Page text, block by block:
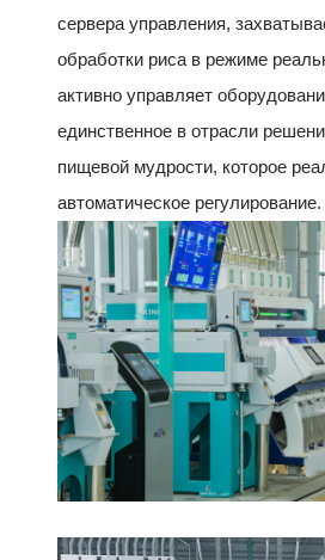
сервера управления,
обработки риса в режиме
активно управляет
единственное в отрасли
пищевой мудрости, которое
автоматическое регулирование.